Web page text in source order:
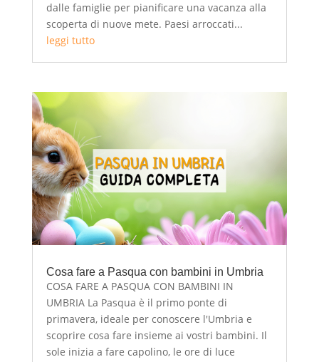
dalle famiglie per pianificare una vacanza alla
scoperta di nuove mete. Paesi arroccati...
leggi tutto
Cosa fare a Pasqua con bambini in Umbria
COSA FARE A PASQUA CON BAMBINI IN
UMBRIA La Pasqua è il primo ponte di
primavera, ideale per conoscere l'Umbria e
scoprire cosa fare insieme ai vostri bambini. Il
sole inizia a fare capolino, le ore di luce